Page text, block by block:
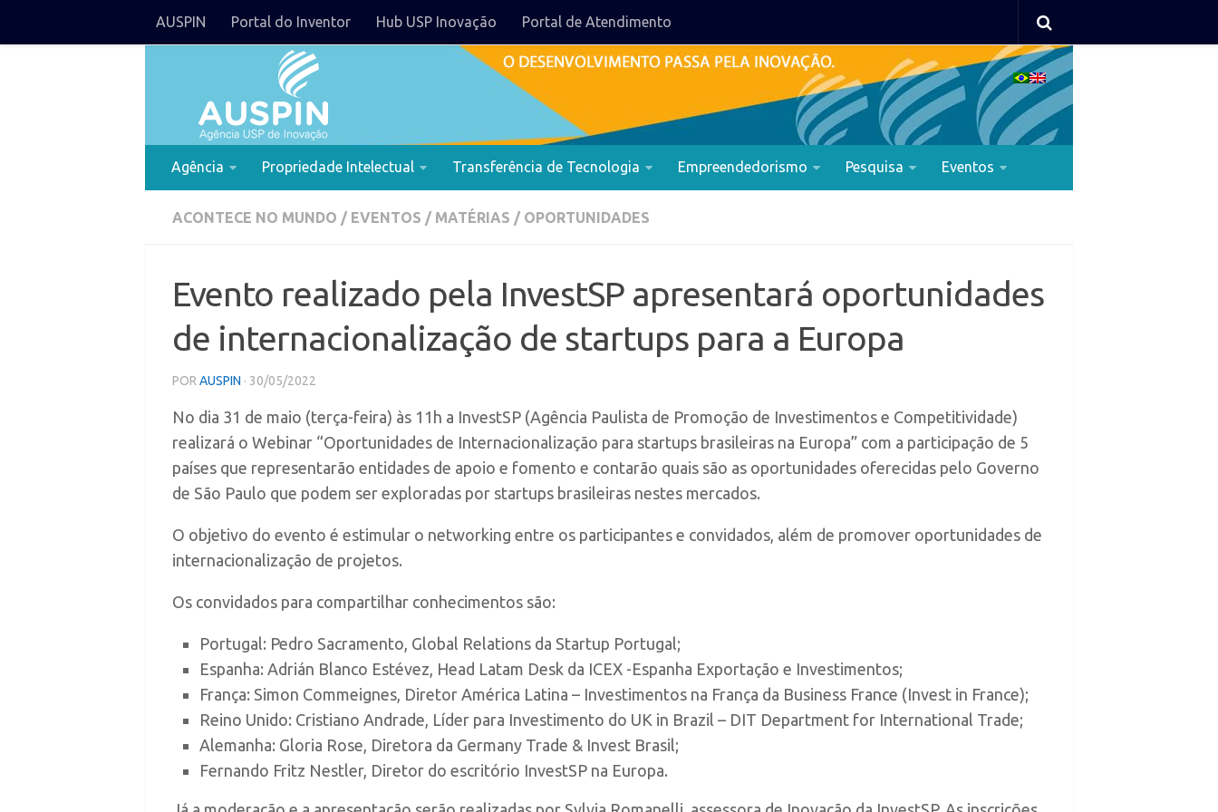
AUSPIN Portal do Inventor Hub USP Inovação Portal de Atendimento
Agência Propriedade Intelectual Transferência de Tecnologia Empreendedorismo Pesquisa Eventos
ACONTECE NO MUNDO / EVENTOS / MATÉRIAS / OPORTUNIDADES
Evento realizado pela InvestSP apresentará oportunidades
de internacionalização de startups para a Europa
POR AUSPIN · 30/05/2022
No dia 31 de maio (terça-feira) às 11h a InvestSP (Agência Paulista de Promoção de Investimentos e Competitividade)
realizará o Webinar “Oportunidades de Internacionalização para startups brasileiras na Europa” com a participação de 5
países que representarão entidades de apoio e fomento e contarão quais são as oportunidades oferecidas pelo Governo
de São Paulo que podem ser exploradas por startups brasileiras nestes mercados.
O objetivo do evento é estimular o networking entre os participantes e convidados, além de promover oportunidades de
internacionalização de projetos.
Os convidados para compartilhar conhecimentos são:
Portugal: Pedro Sacramento, Global Relations da Startup Portugal;
Espanha: Adrián Blanco Estévez, Head Latam Desk da ICEX -Espanha Exportação e Investimentos;
França: Simon Commeignes, Diretor América Latina – Investimentos na França da Business France (Invest in France);
Reino Unido: Cristiano Andrade, Líder para Investimento do UK in Brazil – DIT Department for International Trade;
Alemanha: Gloria Rose, Diretora da Germany Trade & Invest Brasil;
Fernando Fritz Nestler, Diretor do escritório InvestSP na Europa.